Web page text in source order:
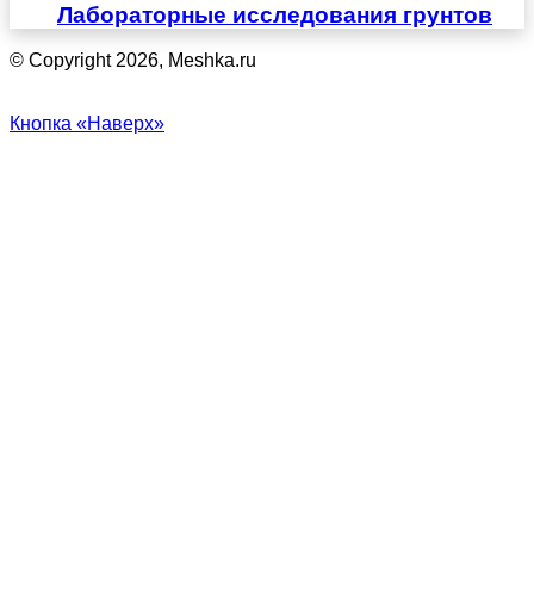
Лабораторные исследования грунтов
© Copyright 2026, Meshka.ru
Кнопка «Наверх»